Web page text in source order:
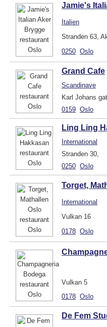
Jamie's
Italien
Stranden 63,
0250 Oslo
Grand Cafe
Scandinave
Karl Johans
0159 Oslo
Ling Ling
International
Stranden 30,
0250 Oslo
Torget,
International
Vulkan 16
0178 Oslo
Vulkan 5
0178 Oslo
De Fem